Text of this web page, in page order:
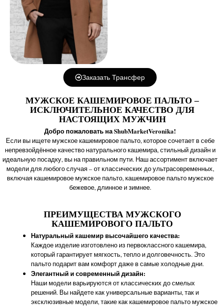
Заказать Трансфер
МУЖСКОЕ КАШЕМИРОВОЕ ПАЛЬТО –
ИСКЛЮЧИТЕЛЬНОЕ КАЧЕСТВО ДЛЯ
НАСТОЯЩИХ МУЖЧИН
Добро пожаловать на ShubMarketVeronika!
Если вы ищете мужское кашемировое пальто, которое сочетает в себе
непревзойдённое качество натурального кашемира, стильный дизайн и
идеальную посадку, вы на правильном пути. Наш ассортимент включает
модели для любого случая – от классических до ультрасовременных,
включая кашемировое мужское пальто, кашемировое пальто мужское
бежевое, длинное и зимнее.
ПРЕИМУЩЕСТВА МУЖСКОГО
КАШЕМИРОВОГО ПАЛЬТО
Натуральный кашемир высочайшего качества:
Каждое изделие изготовлено из первоклассного кашемира,
который гарантирует мягкость, тепло и долговечность. Это
пальто подарит вам комфорт даже в самые холодные дни.
Элегантный и современный дизайн:
Наши модели варьируются от классических до смелых
решений. Вы найдете как универсальные варианты, так и
эксклюзивные модели, такие как кашемировое пальто мужское